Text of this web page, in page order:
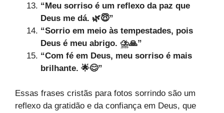
“Meu sorriso é um reflexo da paz que
Deus me dá. 🌿😇”
“Sorrio em meio às tempestades, pois
Deus é meu abrigo. ⛈️🙏”
“Com fé em Deus, meu sorriso é mais
brilhante. 🌟😊”
Essas frases cristãs para fotos sorrindo são um
reflexo da gratidão e da confiança em Deus, que